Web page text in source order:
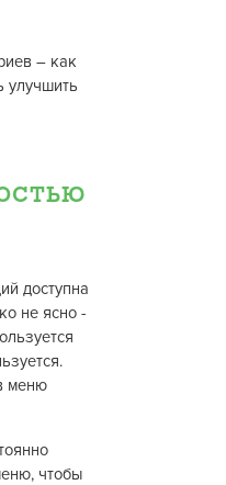
– как
улучшить
доступна
не ясно -
меню
чтобы